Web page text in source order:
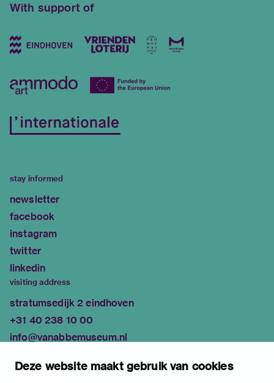
Deze website maakt gebruik van cookies
With support of
stay informed
newsletter
facebook
instagram
twitter
linkedin
visiting address
stratumsedijk 2 eindhoven
+31 40 238 10 00
info@vanabbemuseum.nl
exhibitions